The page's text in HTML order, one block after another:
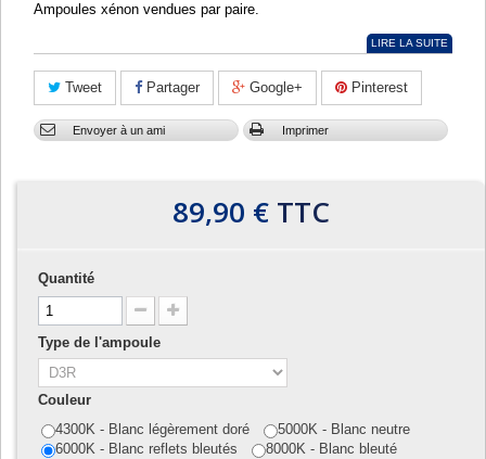
Ampoules xénon vendues par paire.
LIRE LA SUITE
Tweet Partager Google+ Pinterest
Envoyer à un ami Imprimer
89,90 € TTC
Quantité
Type de l'ampoule
Couleur
4300K - Blanc légèrement doré
5000K - Blanc neutre
6000K - Blanc reflets bleutés
8000K - Blanc bleuté